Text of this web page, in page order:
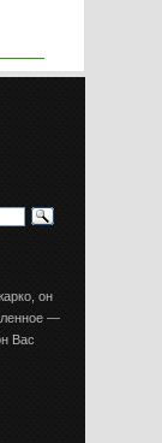
он
—
Вас